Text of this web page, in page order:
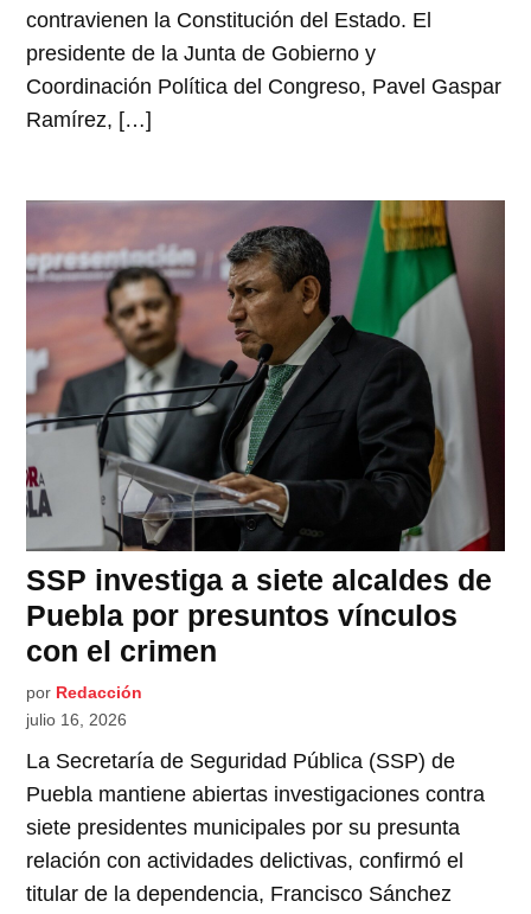
contravienen la Constitución del Estado. El
presidente de la Junta de Gobierno y
Coordinación Política del Congreso, Pavel Gaspar
Ramírez, […]
SSP investiga a siete alcaldes de
Puebla por presuntos vínculos
con el crimen
por Redacción
julio 16, 2026
La Secretaría de Seguridad Pública (SSP) de
Puebla mantiene abiertas investigaciones contra
siete presidentes municipales por su presunta
relación con actividades delictivas, confirmó el
titular de la dependencia, Francisco Sánchez